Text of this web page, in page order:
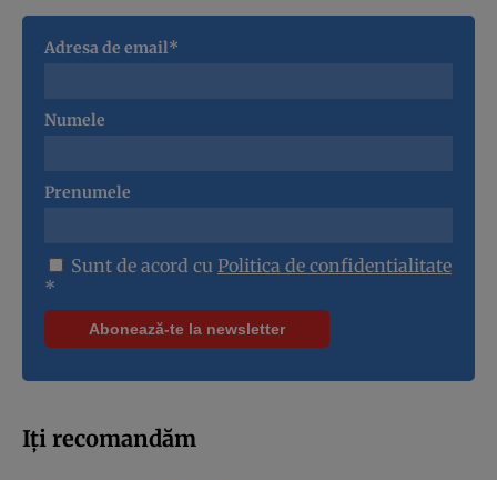
Adresa de email*
Numele
Prenumele
Sunt de acord cu Politica de confidentialitate
*
Iți recomandăm